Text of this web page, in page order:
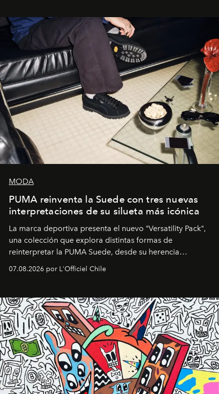
y la filosofía detrás de la propuesta.
MODA
PUMA reinventa la Suede con tres nuevas
interpretaciones de su silueta más icónica
La marca deportiva presenta el nuevo "Versatility Pack",
una colección que explora distintas formas de
reinterpretar la PUMA Suede, desde su herencia
deportiva hasta una mirada moderna inspirada en el
diseño y el universo outdoor.
07.08.2026 por L'Officiel Chile